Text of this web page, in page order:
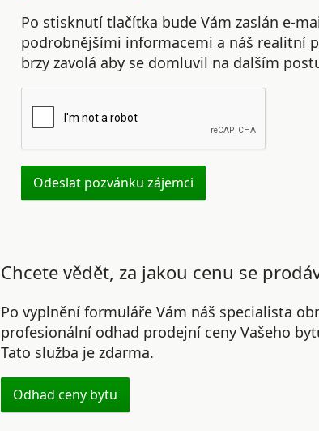
Po stisknutí tlačítka bude Vám zaslán e-
podrobnějšími informacemi a náš realitní
brzy zavolá aby se domluvil na dalším
Chcete vědět, za jakou cenu se
Po vyplnění formuláře Vám náš specialista
profesionální odhad prodejní ceny Vašeho
Tato služba je zdarma.
Odhad ceny bytu